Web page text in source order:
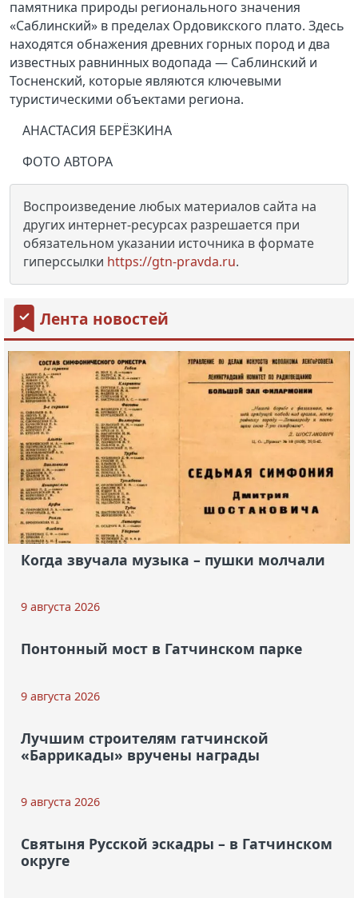
памятника природы регионального значения
«Саблинский» в пределах Ордовикского плато. Здесь
находятся обнажения древних горных пород и два
известных равнинных водопада — Саблинский и
Тосненский, которые являются ключевыми
туристическими объектами региона.
АНАСТАСИЯ БЕРЁЗКИНА
ФОТО АВТОРА
Воспроизведение любых материалов сайта на
других интернет-ресурсах разрешается при
обязательном указании источника в формате
гиперссылки https://gtn-pravda.ru.
Лента новостей
Когда звучала музыка – пушки молчали
9 августа 2026
Понтонный мост в Гатчинском парке
9 августа 2026
Лучшим строителям гатчинской
«Баррикады» вручены награды
9 августа 2026
Святыня Русской эскадры – в Гатчинском
округе